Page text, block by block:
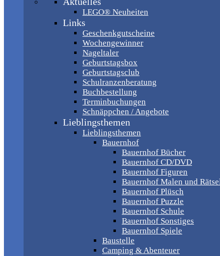
LEGO® Neuheiten
Links
Geschenkgutscheine
Wochengewinner
Nageltaler
Geburtstagsbox
Geburtstagsclub
Schulranzenberatung
Buchbestellung
Terminbuchungen
Schnäppchen / Angebote
Lieblingsthemen
Lieblingsthemen
Bauernhof
Bauernhof Bücher
Bauernhof CD/DVD
Bauernhof Figuren
Bauernhof Malen und
Bauernhof Plüsch
Bauernhof Puzzle
Bauernhof Schule
Bauernhof Sonstiges
Bauernhof Spiele
Baustelle
Camping & Abenteuer